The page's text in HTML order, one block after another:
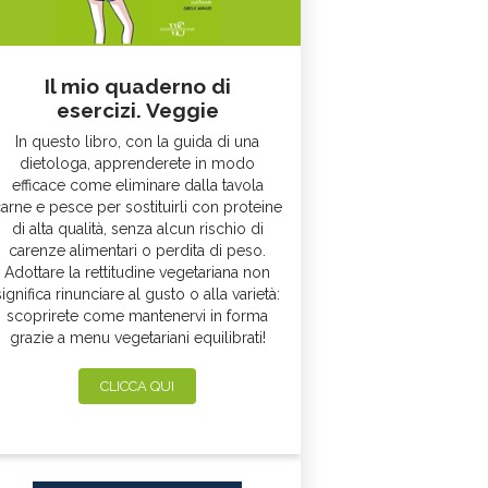
Il mio quaderno di
esercizi. Veggie
In questo libro, con la guida di una
dietologa, apprenderete in modo
efficace come eliminare dalla tavola
e pesce per sostituirli con proteine
di alta qualità, senza alcun rischio di
carenze alimentari o perdita di peso.
Adottare la rettitudine vegetariana non
rinunciare al gusto o alla varietà:
scoprirete come mantenervi in forma
grazie a menu vegetariani equilibrati!
CLICCA QUI